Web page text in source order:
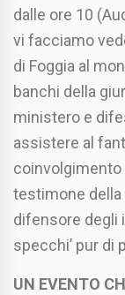
dalle ore 10
vi facciamo
di Foggia al
banchi della
ministero e
assistere al
coinvolgimento
testimone della
difensore degli
specchi’ pur di
UN EVENTO